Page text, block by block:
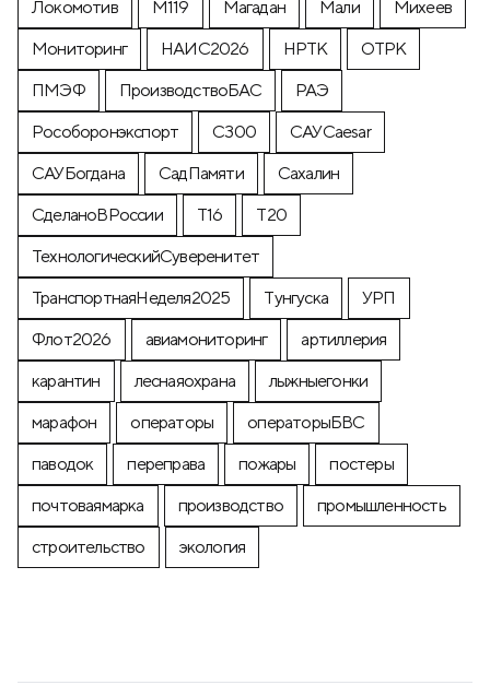
Локомотив М119 Магадан Мали
Михеев
Мониторинг
НАИС2026 НРТК
ОТРК
ПМЭФ
ПроизводствоБАС
РАЭ
Рособоронэкспорт
С300
САУCaesar
САУБогдана
СадПамяти
Сахалин
СделаноВРоссии
Т16
Т20
ТехнологическийСуверенитет
ТранспортнаяНеделя2025
Тунгуска
УРП
Флот2026
авиамониторинг
артиллерия
карантин
леснаяохрана
лыжныегонки
марафон
операторы
операторыБВС
паводок
переправа пожары
постеры
почтоваямарка
производство
промышленность
строительство
экология